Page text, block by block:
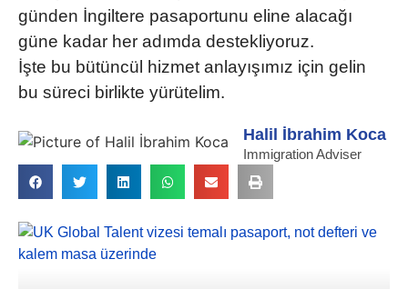
günden İngiltere pasaportunu eline alacağı
güne kadar her adımda destekliyoruz.
İşte bu bütüncül hizmet anlayışımız için gelin
bu süreci birlikte yürütelim.
Halil İbrahim Koca
Immigration Adviser